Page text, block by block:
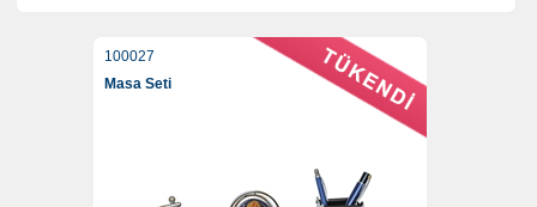
100027
Masa Seti